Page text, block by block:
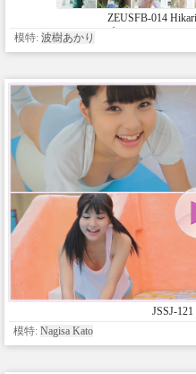
ZEUSFB-014
プリンセスオー
模特: 波樹あかり
JSSJ-
模特: Nagisa Kato